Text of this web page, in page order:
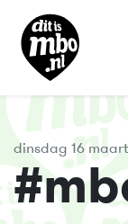
dinsdag 16 maart